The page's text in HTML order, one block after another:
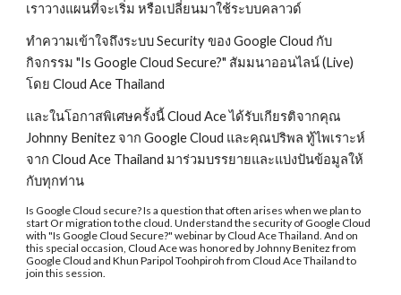
เราวางแผนที่จะเริ่ม หรือเปลี่ยนมาใช้ระบบคลาวด์
ทำความเข้าใจถึงระบบ Security ของ Google Cloud กับ
กิจกรรม "Is Google Cloud Secure?" สัมมนาออนไลน์ (Live)
โดย Cloud Ace Thailand
และในโอกาสพิเศษครั้งนี้ Cloud Ace ได้รับเกียรติจากคุณ
Johnny Benitez จาก Google Cloud และคุณปริพล ทู้ไพเราะห์
จาก Cloud Ace Thailand มาร่วมบรรยายและแบ่งปันข้อมูลให้
กับทุกท่าน
Is Google Cloud secure? Is a question that often arises when we plan to
start Or migration to the cloud. Understand the security of Google Cloud
with "Is Google Cloud Secure?" webinar by Cloud Ace Thailand. And on
this special occasion, Cloud Ace was honored by Johnny Benitez from
Google Cloud and Khun Paripol Toohpiroh from Cloud Ace Thailand to
join this session.